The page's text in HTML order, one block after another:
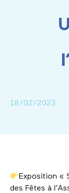
18/02/2023
Exposition «
des Fêtes à